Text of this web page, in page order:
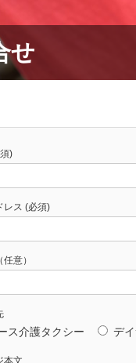
せ
)
レス (必須)
意）
ス介護タクシー デ
本文